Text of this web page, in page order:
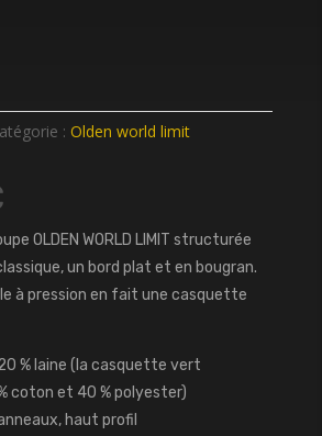
: Olden world limit
OLDEN WORLD LIMIT structurée
un bord plat et en bougran.
à pression en fait une casquette
% laine (la casquette vert
coton et 40 % polyester)
haut profil